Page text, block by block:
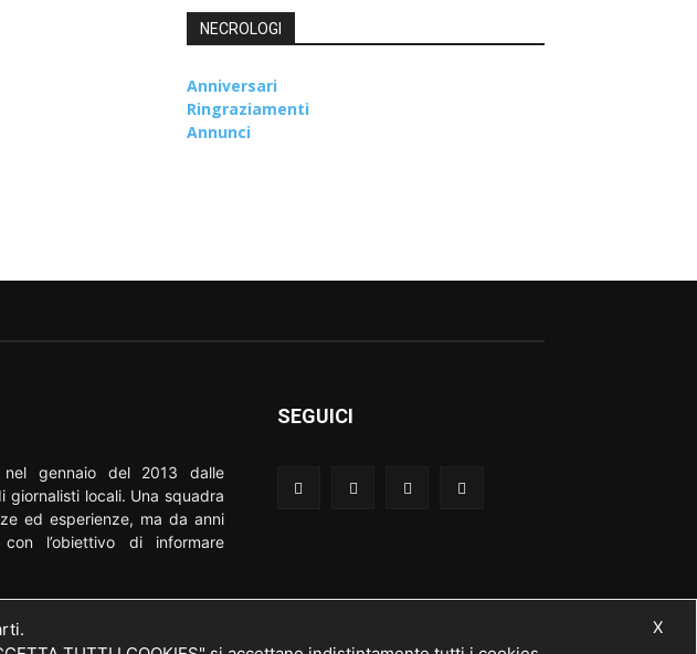
NECROLOGI
Anniversari
Ringraziamenti
Annunci
gennaio del 2013 dalle
giornalisti locali. Una squadra
ed esperienze, ma da anni
l’obiettivo di informare
SEGUICI
X